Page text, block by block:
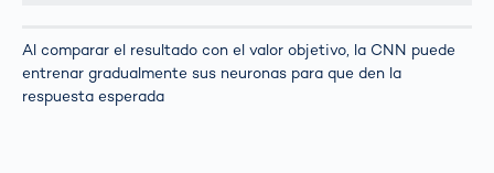
Al comparar el resultado con el valor objetivo, la CNN puede
entrenar gradualmente sus neuronas para que den la
respuesta esperada